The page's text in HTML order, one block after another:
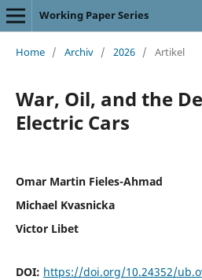
Working Paper Series
Home / Archiv / 2026 / Artikel
War, Oil, and the
Electric Cars
Omar Martin Fieles-Ahmad
Michael Kvasnicka
Victor Libet
DOI: https://doi.org/10.24352/